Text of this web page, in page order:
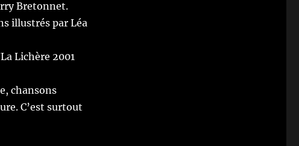
Bretonnet.
illustrés par Léa
Lichère 2001
chansons
C’est surtout